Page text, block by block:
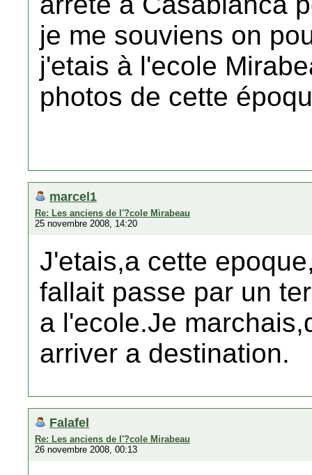
je me souviens on
j'etais à l'ecole
photos de cette
marcel1
Re: Les anciens de l'?cole Mirabeau
25 novembre 2008, 14:20
J'etais,a cette
fallait passe par un
a l'ecole.Je
arriver a destination.
Falafel
Re: Les anciens de l'?cole Mirabeau
26 novembre 2008, 00:13